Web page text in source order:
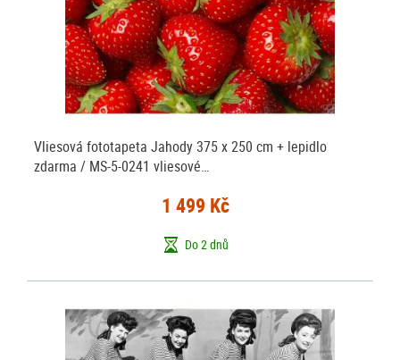
Vliesová fototapeta Jahody 375 x 250 cm + lepidlo
zdarma / MS-5-0241 vliesové…
1 499 Kč
Do 2 dnů